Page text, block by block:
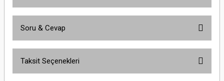
Soru & Cevap
Taksit Seçenekleri